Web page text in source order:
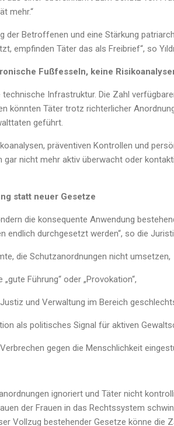
mehr.“
der Betroffenen und eine Stärkung
empfinden Täter das als Freibrief“, so
Fußfesseln, keine
Infrastruktur. Die Zahl
könnten Täter trotz richterlicher
geführt.
präventiven Kontrollen und
gar nicht mehr aktiv überwacht oder
statt neuer Gesetze
die konsequente Anwendung
endlich durchgesetzt werden“, so die
die Schutzanordnungen nicht umsetzen,
Führung“ oder „Provokation“,
und Verwaltung im Bereich
als politisches Signal für aktiven
gegen die Menschlichkeit
ignoriert und Täter nicht
der Frauen in das Rechtssystem
Vollzug bestehender Gesetze könne die